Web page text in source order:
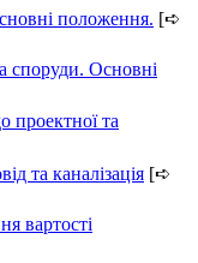
положення. [➪
споруди. Основні
та
та каналізація [➪
вартості